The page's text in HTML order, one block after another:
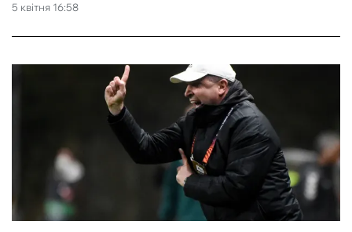
ІНШІ
БУКМЕКЕРИ
5 квітня 16:58